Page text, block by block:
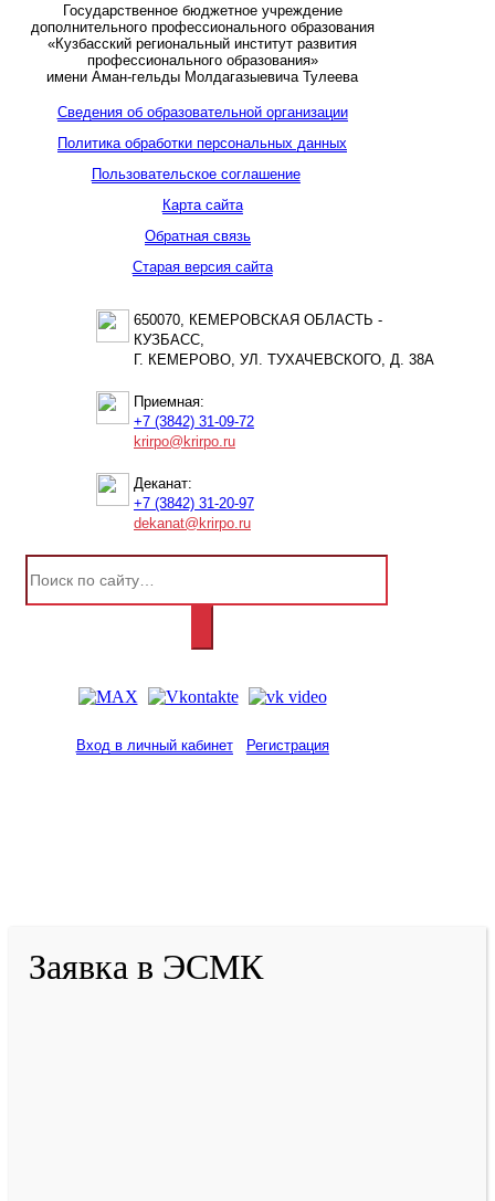
Государственное бюджетное учреждение
дополнительного профессионального образования
«Кузбасский региональный институт развития
профессионального образования»
имени Аман-гельды Молдагазыевича Тулеева
Сведения об образовательной организации
Политика обработки персональных данных
Пользовательское соглашение
Карта сайта
Обратная связь
Старая версия сайта
650070, КЕМЕРОВСКАЯ ОБЛАСТЬ -
КУЗБАСС,
Г. КЕМЕРОВО, УЛ. ТУХАЧЕВСКОГО, Д. 38А
Приемная:
+7 (3842) 31-09-72
krirpo@krirpo.ru
Деканат:
+7 (3842) 31-20-97
dekanat@krirpo.ru
Вход в личный кабинет Регистрация
Заявка в ЭСМК